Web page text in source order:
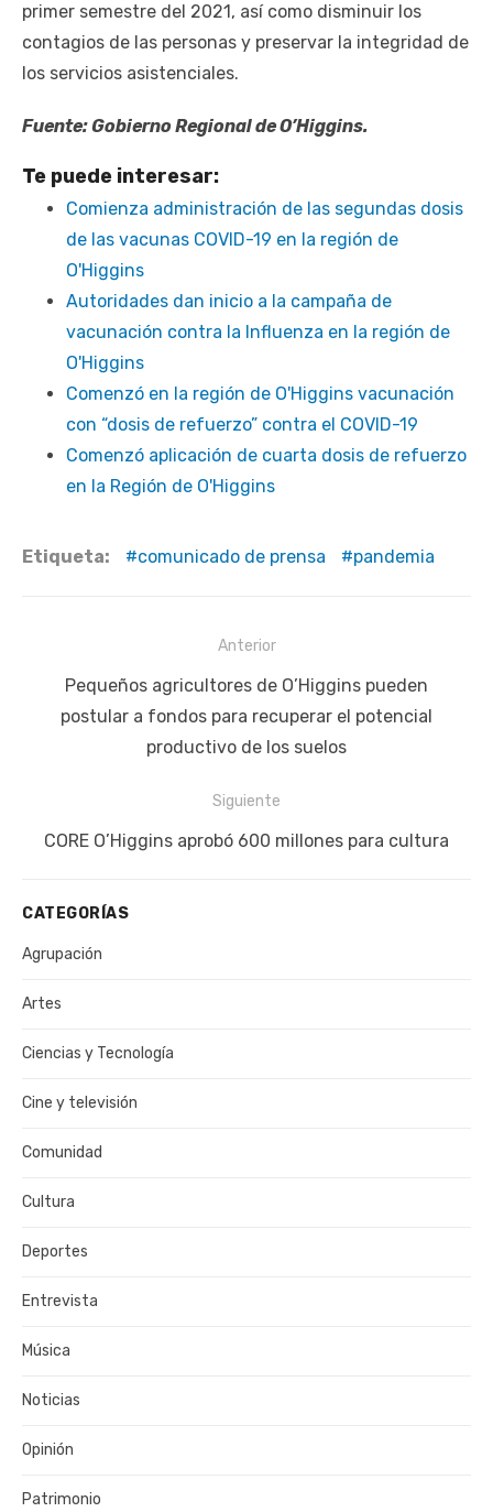
primer semestre del 2021, así como disminuir los
contagios de las personas y preservar la integridad de
los servicios asistenciales.
Fuente: Gobierno Regional de O’Higgins.
Te puede interesar:
Comienza administración de las segundas dosis
de las vacunas COVID-19 en la región de
O'Higgins
Autoridades dan inicio a la campaña de
vacunación contra la Influenza en la región de
O'Higgins
Comenzó en la región de O'Higgins vacunación
con “dosis de refuerzo” contra el COVID-19
Comenzó aplicación de cuarta dosis de refuerzo
en la Región de O'Higgins
Etiqueta: comunicado de prensa pandemia
entradas
Anterior
Publicación
anterior:
Pequeños agricultores de O’Higgins pueden
postular a fondos para recuperar el potencial
productivo de los suelos
Siguiente
Siguiente
CORE O’Higgins aprobó 600 millones para cultura
CATEGORÍAS
Agrupación
Artes
Ciencias y Tecnología
Cine y televisión
Comunidad
Cultura
Deportes
Entrevista
Música
Noticias
Opinión
Patrimonio